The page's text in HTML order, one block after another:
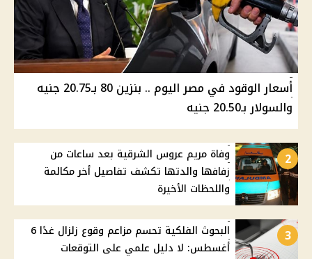
أسعار الوقود في مصر اليوم .. بنزين 80 بـ20.75 جنيه
والسولار بـ20.50 جنيه
2
وفاة مريم عروس الشرقية بعد ساعات من
زفافها والدتها تكشف تفاصيل أخر مكالمة
واللحظات الأخيرة
3
البحوث الفلكية تحسم مزاعم وقوع زلزال غدًا 6
أغسطس: لا دليل علمي على التوقعات